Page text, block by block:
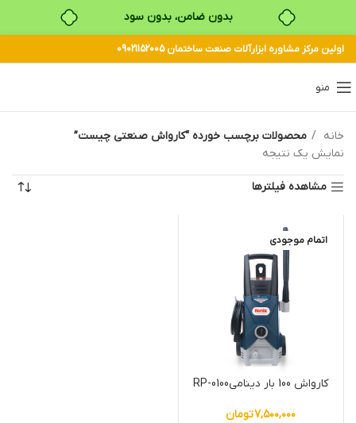
بدون ضامن، بدون سود
خرید قسطی با ترب‌پی
اولین مرکز مشاوره ابزارآلات صنعت ساختمان 09021152005
منو
خانه
محصولات برچسب خورده “کارواش صنعتی چیست”
نمایش یک نتیجه
مشاهده فیلترها
اتمام موجودی
کارواش 100 بار دینامیRP-0100
۷,۵۰۰,۰۰۰تومان